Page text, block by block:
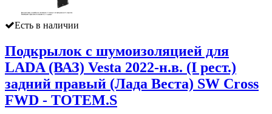
Есть в наличии
Подкрылок с шумоизоляцией для
LADA (ВАЗ) Vesta 2022-н.в. (I рест.)
задний правый (Лада Веста) SW Cross
FWD - TOTEM.S